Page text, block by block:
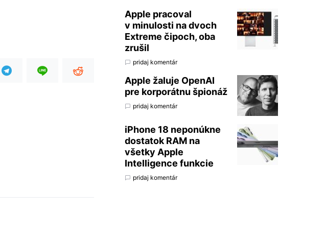
Apple pracoval
v minulosti na dvoch
Extreme čipoch, oba
zrušil
pridaj komentár
Apple žaluje OpenAI
pre korporátnu špionáž
pridaj komentár
iPhone 18 neponúkne
dostatok RAM na
všetky Apple
Intelligence funkcie
pridaj komentár